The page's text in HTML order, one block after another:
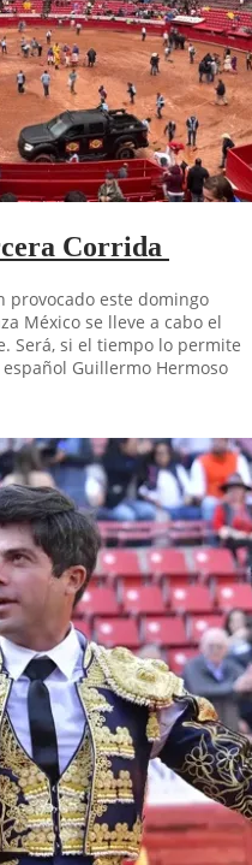
Corrida
provocado este domingo
México se lleve a cabo el
Será, si el tiempo lo permite
Guillermo Hermoso